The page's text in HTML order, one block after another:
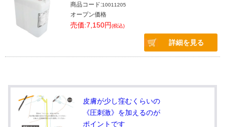
商品コード:10011205
オープン価格
売価:7,150円(税込)
詳細を見る
皮膚が少し窪むくらいの
《圧刺激》を加えるのが
ポイントです